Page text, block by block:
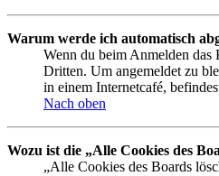
Warum werde ich automatisch
Wenn du beim Anmelden das
Dritten. Um angemeldet zu
in einem Internetcafé,
Nach oben
Wozu ist die „Alle Cookies des
„Alle Cookies des Boards